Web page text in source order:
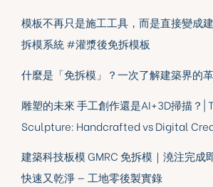
模板不再只是施工工具，而是直接變成
拆模系統 #灌漿後免拆模板
什麼是「免拆模」？一次了解建築界的
雕塑的未來 手工創作還是AI+3D掃描？|
Sculpture: Handcrafted vs Digital
建築科技板模 GMRC 免拆模｜澆注完成
快速又乾淨 — 工地零後製實錄